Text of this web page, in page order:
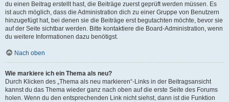
du einen Beitrag erstellt hast, die Beiträge zuerst geprüft werden müssen. Es
ist auch möglich, dass die Administration dich zu einer Gruppe von Benutzern
hinzugefügt hat, bei denen sie die Beiträge erst begutachten möchte, bevor sie
auf der Seite sichtbar werden. Bitte kontaktiere die Board-Administration, wenn
du weitere Informationen dazu benötigst.
Nach oben
Wie markiere ich ein Thema als neu?
Durch Klicken des „Thema als neu markieren“-Links in der Beitragsansicht
kannst du das Thema wieder ganz nach oben auf die erste Seite des Forums
holen. Wenn du den entsprechenden Link nicht siehst, dann ist die Funktion